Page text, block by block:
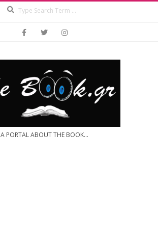
A PORTAL ABOUT THE BOOK...